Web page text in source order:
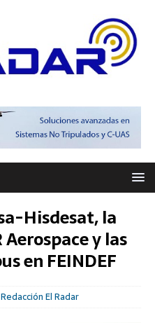
Hisdesat, la
Aerospace y las
en FEINDEF
Redacción El Radar